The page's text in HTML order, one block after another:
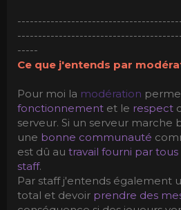
-----
Ce que j'entends par
Pour moi la modération
fonctionnement et le respect
serveur. Si un serveur marche
une bonne communauté
est dû au travail fourni par
staff.
Par staff j'entends également
total et devoir prendre des